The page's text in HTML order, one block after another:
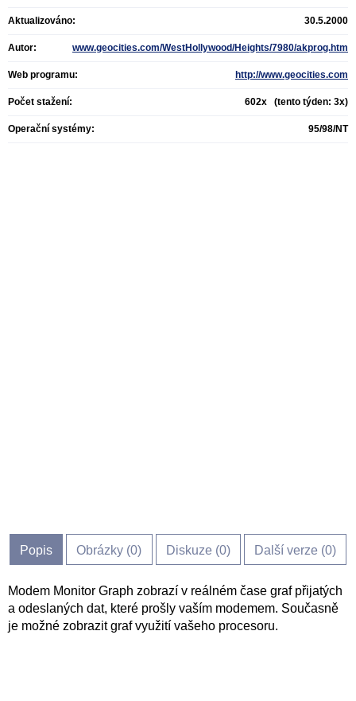
Aktualizováno: 30.5.2000
Autor: www.geocities.com/WestHollywood/Heights/7980/akprog.htm
Web programu: http://www.geocities.com
Počet stažení: 602x (tento týden: 3x)
Operační systémy: 95/98/NT
Popis Obrázky (0) Diskuze (0) Další verze (0)
Modem Monitor Graph zobrazí v reálném čase graf přijatých
a odeslaných dat, které prošly vaším modemem. Současně
je možné zobrazit graf využití vašeho procesoru.